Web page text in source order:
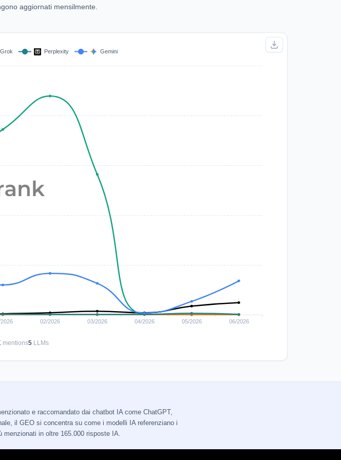
aggiornati mensilmente.
mentions5 LLMs
e raccomandato dai chatbot IA come ChatGPT,
il GEO si concentra su come i modelli IA referenziano i
in oltre 165.000 risposte IA.